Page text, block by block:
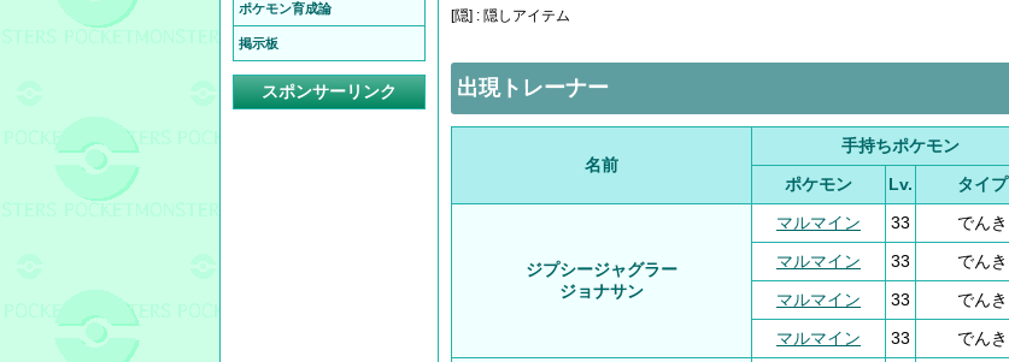
[隠] : 隠しアイテム
出現トレーナー
名前
手持ちポケモン
ポケモン
Lv. タイプ
ジプシージャグラー
ジョナサン
マルマイン 33 でんき
マルマイン 33
でんき
マルマイン
33
でんき
マルマイン
33 でんき
ポケモン育成論
掲示板
スポンサーリンク